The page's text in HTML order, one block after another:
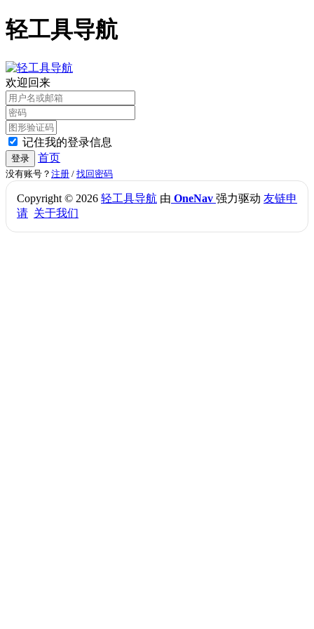
轻工具导航
欢迎回来
记住我的登录信息
登录 首页
没有账号？ 注册 / 找回密码
Copyright © 2026 轻工具导航 由 OneNav 强力驱动 友链申
请 关于我们